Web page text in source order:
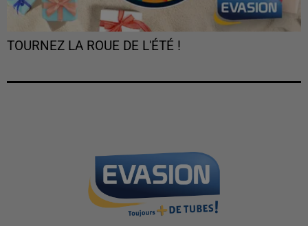
TOURNEZ LA ROUE DE L'ÉTÉ !